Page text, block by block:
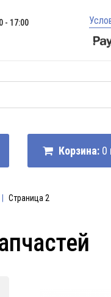
- 17:00
Корзина: 0
Страница 2